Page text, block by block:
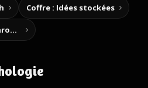
Coffre : Idées stockées
Notes d’histoire (Extension Chrome)